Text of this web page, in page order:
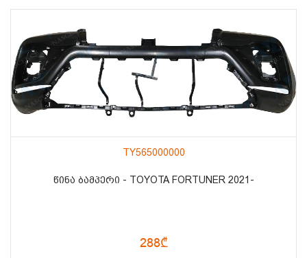
TY565000000
ᲬᲘᲜᲐ ᲑᲐᲛᲞᲔᲠᲘ - TOYOTA FORTUNER 2021-
288₾